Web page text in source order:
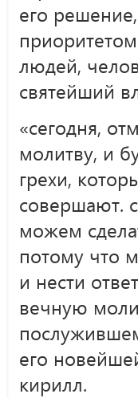
его
людей,
святейший
«сегодня,
молитву, и
грехи,
совершают.
можем
потому что
и нести
вечную
его
кирилл.